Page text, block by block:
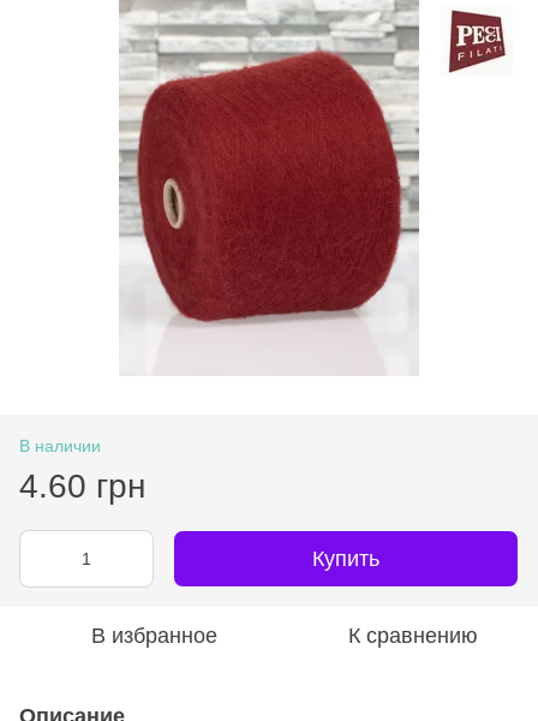
В наличии
4.60 грн
Купить
В избранное К сравнению
Описание